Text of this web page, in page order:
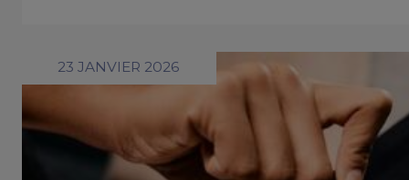
23 JANVIER 2026